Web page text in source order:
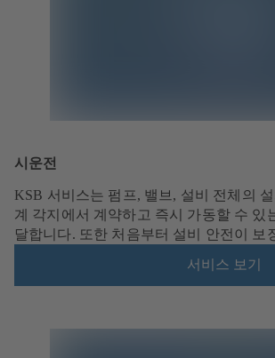
시운전
KSB 서비스는 펌프, 밸브, 설비 전체의
계 각지에서 계약하고 즉시 가동할 수 있
달합니다. 또한 처음부터 설비 안전이 보
서비스 보기